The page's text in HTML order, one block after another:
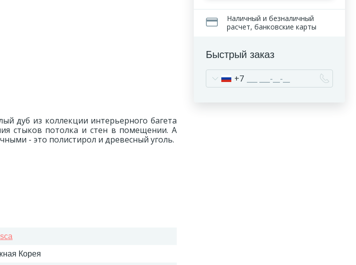
дуб из коллекции интерьерного багета
стыков потолка и стен в помещении. А
- это полистирол и древесный уголь.
Корея
Наличный и безналичный
расчет, банковские карты
Быстрый заказ
+7